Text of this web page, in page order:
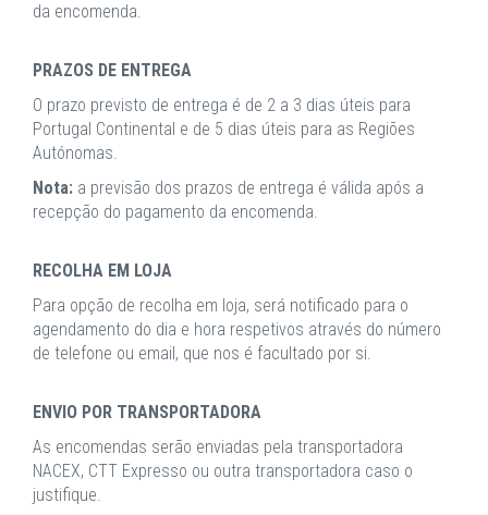
da encomenda.
PRAZOS DE ENTREGA
O prazo previsto de entrega é de 2 a 3 dias úteis para
Portugal Continental e de 5 dias úteis para as Regiões
Autónomas.
Nota: a previsão dos prazos de entrega é válida após a
recepção do pagamento da encomenda.
RECOLHA EM LOJA
Para opção de recolha em loja, será notificado para o
agendamento do dia e hora respetivos através do número
de telefone ou email, que nos é facultado por si.
ENVIO POR TRANSPORTADORA
As encomendas serão enviadas pela transportadora
NACEX, CTT Expresso ou outra transportadora caso o
justifique.